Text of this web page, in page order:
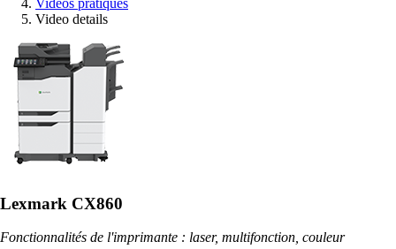
Vidéos pratiques
Video details
Lexmark CX860
Fonctionnalités de l'imprimante : laser, multifonction, couleur